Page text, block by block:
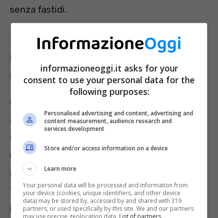
senza fastidi.
Latte di riso: tantissimi vantaggi per
l’organismo ma occhio alle carenze
nutrizionali
Come abbiamo anticipato, il latte di riso è un
alimento che apporta una serie di benefici al
corpo umano. È indicato per chi ha bisogno di
maggiore energia, perché in esso sono
presenti 10-12 grammi di carboidrati in ogni
100 grammi di prodotto, ma èpovero di
proteine. Contiene pochissime calorie (circa
informazioneoggi.it asks for your
consent to use your personal data for the
following purposes:
Personalised advertising and content, advertising and
content measurement, audience research and
services development
Store and/or access information on a device
Learn more
Your personal data will be processed and information from
your device (cookies, unique identifiers, and other device
data) may be stored by, accessed by and shared with 319
partners, or used specifically by this site. We and our partners
may use precise geolocation data. List of partners.